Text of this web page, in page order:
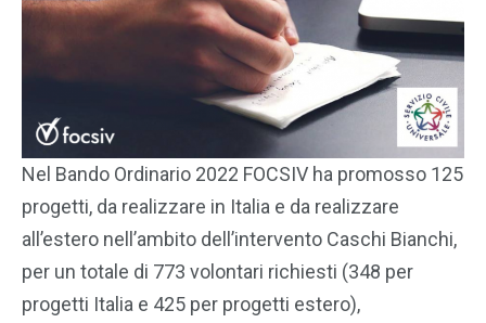
Nel Bando Ordinario 2022 FOCSIV ha promosso 125
progetti, da realizzare in Italia e da realizzare
all’estero nell’ambito dell’intervento Caschi Bianchi,
per un totale di 773 volontari richiesti (348 per
progetti Italia e 425 per progetti estero),